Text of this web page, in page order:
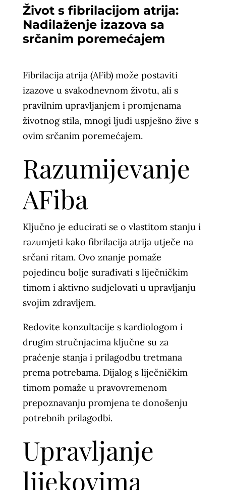
Život s fibrilacijom atrija:
Nadilaženje izazova sa
srčanim poremećajem
Fibrilacija atrija (AFib) može postaviti
izazove u svakodnevnom životu, ali s
pravilnim upravljanjem i promjenama
životnog stila, mnogi ljudi uspješno žive s
ovim srčanim poremećajem.
Razumijevanje
AFiba
Ključno je educirati se o vlastitom stanju i
razumjeti kako fibrilacija atrija utječe na
srčani ritam. Ovo znanje pomaže
pojedincu bolje surađivati s liječničkim
timom i aktivno sudjelovati u upravljanju
svojim zdravljem.
Redovite konzultacije s kardiologom i
drugim stručnjacima ključne su za
praćenje stanja i prilagodbu tretmana
prema potrebama. Dijalog s liječničkim
timom pomaže u pravovremenom
prepoznavanju promjena te donošenju
potrebnih prilagodbi.
Upravljanje
lijekovima